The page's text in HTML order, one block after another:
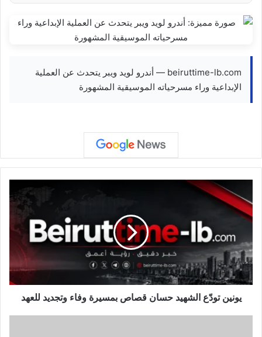
beiruttime-lb.com — أندرو لويد ويبر يتحدث عن العملية
الإبداعية وراء مسرحياته الموسيقية المشهورة
و
ن
ي
ت
و
دّ
ع
يونين تودّع الشهيد حسان قصاص بمسيرة وفاء وتجديد للعهد